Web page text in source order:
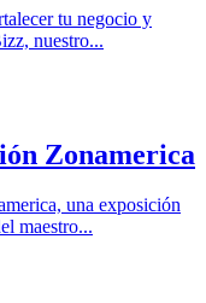
tu negocio y
nuestro...
Zonamerica
una exposición
maestro...